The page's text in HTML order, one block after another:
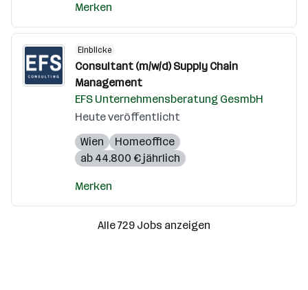
Merken
Einblicke
Consultant (m/w/d) Supply Chain
Management
EFS Unternehmensberatung GesmbH
Heute veröffentlicht
Wien
Homeoffice
ab 44.800 € jährlich
Merken
Alle 729 Jobs anzeigen